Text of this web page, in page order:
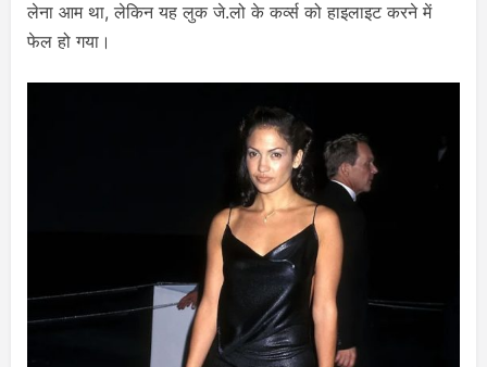
लेना आम था, लेकिन यह लुक जे.लो के कर्व्स को हाइलाइट करने में
फेल हो गया।